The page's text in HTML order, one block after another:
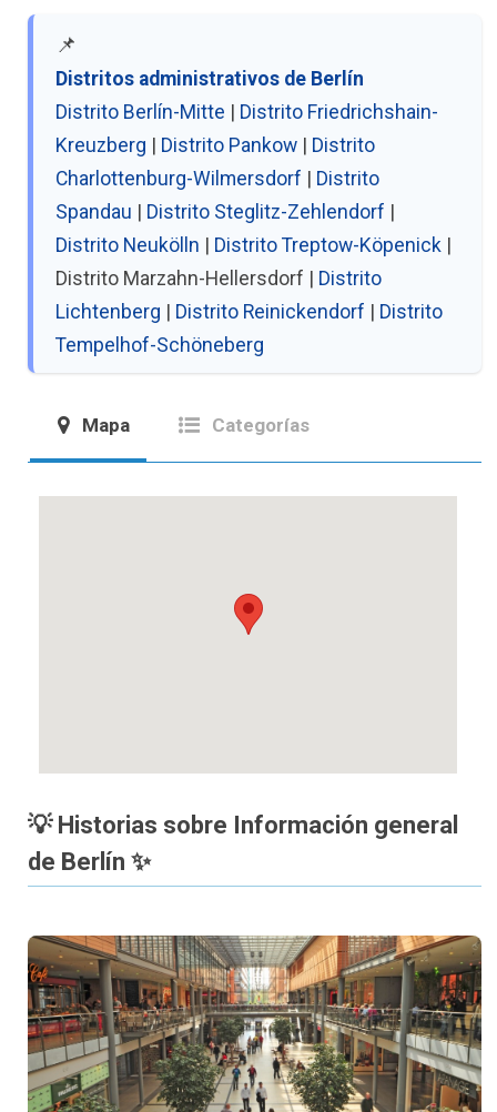
📌
Distritos administrativos de Berlín
Distrito Berlín-Mitte
Distrito Friedrichshain-
Kreuzberg
Distrito Pankow
Distrito
Charlottenburg-Wilmersdorf
Distrito
Spandau
Distrito Steglitz-Zehlendorf
Distrito Neukölln
Distrito Treptow-Köpenick
Distrito Marzahn-Hellersdorf | Distrito
Lichtenberg
Distrito Reinickendorf
Distrito
Tempelhof-Schöneberg
Mapa Categorías
💡 Historias sobre Información general
de Berlín ✨